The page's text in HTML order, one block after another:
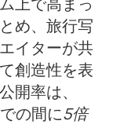
上で高まっ
め、旅行写
イターが共
創造性を表
開率は、
の間に5倍